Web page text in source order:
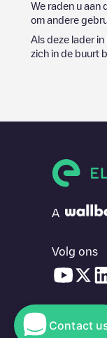
We raden u aan
om andere
Als deze lader in
zich in de buurt
A
Volg ons
© 2026
Contact